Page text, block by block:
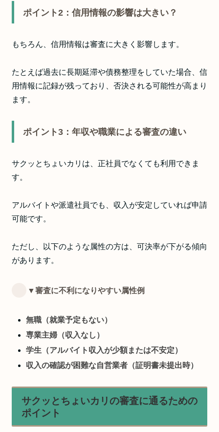
ポイント2：信用情報の影響は大きい？
もちろん、信用情報は審査に大きく影響します。
たとえば過去に長期延滞や債務整理をしていた場合、信
用情報に記録が残っており、否決される可能性が高まり
ます。
ポイント3：年収や職業による審査の違い
サクッとちょいカリは、正社員でなくても利用できま
す。
アルバイトや派遣社員でも、収入が安定していれば申請
可能です。
ただし、以下のような属性の方は、可決率が下がる傾向
があります。
▼審査に不利になりやすい属性例
無職（就業予定もない）
専業主婦（収入なし）
学生（アルバイト収入が少額または不安定）
収入の確認が困難な自営業者（証明書未提出時）
サクッとちょいカリの審査に通るための
ポイント